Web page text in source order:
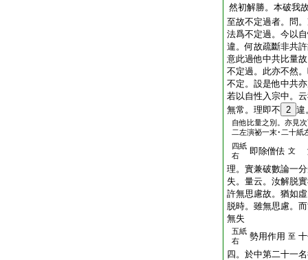
然初解勝。本破我
至故不定過者。問
法爲不定過。今以
違。何故疏斷非共
意此過他中共比量
不定過。此亦不然
不定。設是他中共
若以自性入宗中。
無常。理即不 2 違
自他比量之別。亦見
二左演祕一末･二十紙
四紙
右
即除僧佉 文
理。實兼破數論一
失。量云。汝解脱
許無思慮故。猶如
脱時。雖無思慮。
無失
五紙
右
勢用作用 至
四。於中第二十一